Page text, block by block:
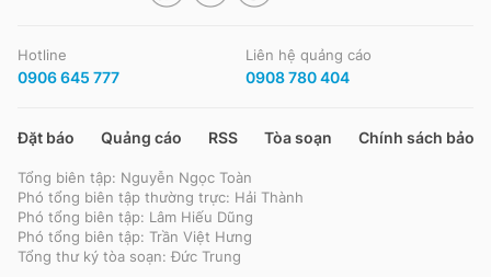
Hotline
0906 645 777
Liên hệ quảng cáo
0908 780 404
Đặt báo Quảng cáo RSS Tòa soạn Chính sách bảo
Tổng biên tập: Nguyễn Ngọc Toàn
Phó tổng biên tập thường trực: Hải Thành
Phó tổng biên tập: Lâm Hiếu Dũng
Phó tổng biên tập: Trần Việt Hưng
Tổng thư ký tòa soạn: Đức Trung